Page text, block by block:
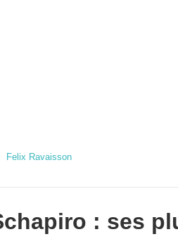
Felix Ravaisson
: ses